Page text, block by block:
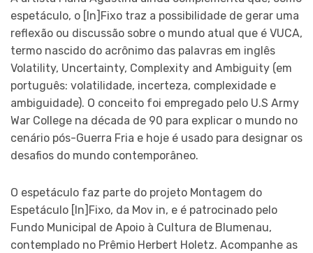
espetáculo, o [In]Fixo traz a possibilidade de gerar uma
reflexão ou discussão sobre o mundo atual que é VUCA,
termo nascido do acrônimo das palavras em inglês
Volatility, Uncertainty, Complexity and Ambiguity (em
português: volatilidade, incerteza, complexidade e
ambiguidade). O conceito foi empregado pelo U.S Army
War College na década de 90 para explicar o mundo no
cenário pós-Guerra Fria e hoje é usado para designar os
desafios do mundo contemporâneo.
O espetáculo faz parte do projeto Montagem do
Espetáculo [In]Fixo, da Mov in, e é patrocinado pelo
Fundo Municipal de Apoio à Cultura de Blumenau,
contemplado no Prêmio Herbert Holetz. Acompanhe as